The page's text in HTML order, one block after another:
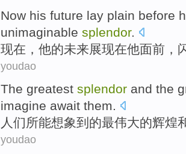
Now his future lay plain before
unimaginable splendor.
现在 ， 他的未来展现在他面前 ，
youdao
The greatest splendor and the
imagine await them.
人们所能想象到 的最伟大的辉煌
youdao